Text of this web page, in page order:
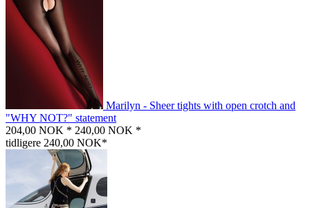
Marilyn - Sheer tights with open crotch and
"WHY NOT?" statement
204,00 NOK * 240,00 NOK *
tidligere 240,00 NOK*